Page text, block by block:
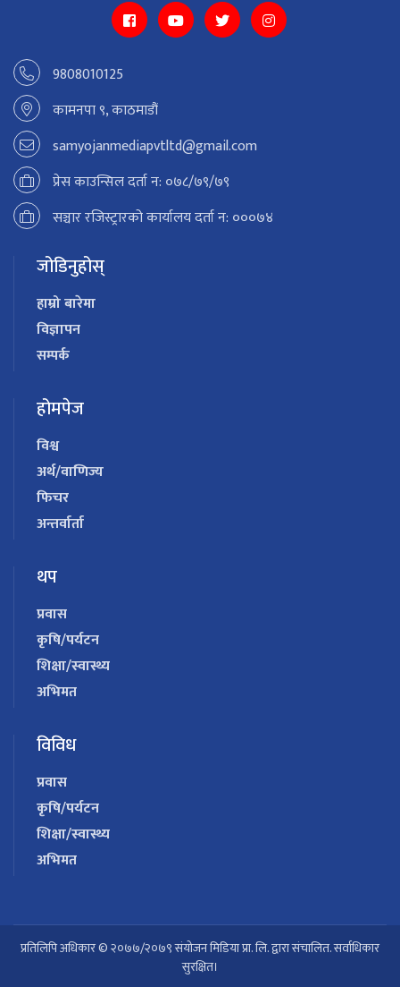
9808010125
कामनपा ९, काठमाडौं
samyojanmediapvtltd@gmail.com
प्रेस काउन्सिल दर्ता न: ०७८/७९/७९
सञ्चार रजिस्ट्रारको कार्यालय दर्ता न: ०००७४
जोडिनुहोस्
हाम्रो बारेमा
विज्ञापन
सम्पर्क
होमपेज
विश्व
अर्थ/वाणिज्य
फिचर
अन्तर्वार्ता
थप
प्रवास
कृषि/पर्यटन
शिक्षा/स्वास्थ्य
अभिमत
विविध
प्रवास
कृषि/पर्यटन
शिक्षा/स्वास्थ्य
अभिमत
प्रतिलिपि अधिकार © २०७७/२०७९ संयोजन मिडिया प्रा. लि. द्वारा संचालित. सर्वाधिकार
सुरक्षित।